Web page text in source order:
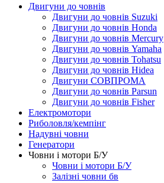
Двигуни до човнів
Двигуни до човнів Suzuki
Двигуни до човнів Honda
Двигуни до човнів Mercury
Двигуни до човнів Yamaha
Двигуни до човнів Tohatsu
Двигуни до човнів Hidea
Двигуни СОВПРОМА
Двигуни до човнів Parsun
Двигуни до човнів Fisher
Електромотори
Риболовля/кемпінг
Надувні човни
Генератори
Човни і мотори Б/У
Човни і мотори Б/У
Залізні човни бв